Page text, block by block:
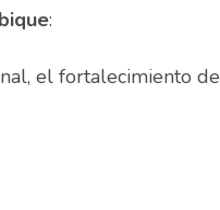
:
el fortalecimiento de